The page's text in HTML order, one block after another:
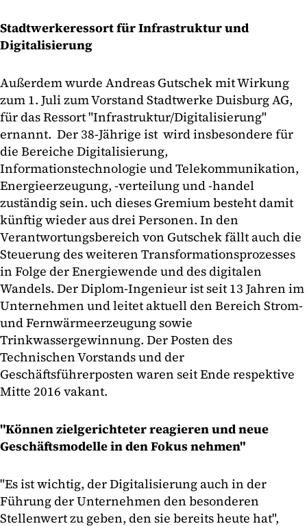
Stadtwerkeressort für Infrastruktur und
Digitalisierung
Außerdem wurde Andreas Gutschek mit Wirkung
zum 1. Juli zum Vorstand Stadtwerke Duisburg AG,
für das Ressort "Infrastruktur/Digitalisierung"
ernannt. Der 38-Jährige ist wird insbesondere für
die Bereiche Digitalisierung,
Informationstechnologie und Telekommunikation,
Energieerzeugung, -verteilung und -handel
zuständig sein. uch dieses Gremium besteht damit
künftig wieder aus drei Personen. In den
Verantwortungsbereich von Gutschek fällt auch die
Steuerung des weiteren Transformationsprozesses
in Folge der Energiewende und des digitalen
Wandels. Der Diplom-Ingenieur ist seit 13 Jahren im
Unternehmen und leitet aktuell den Bereich Strom-
und Fernwärmeerzeugung sowie
Trinkwassergewinnung. Der Posten des
Technischen Vorstands und der
Geschäftsführerposten waren seit Ende respektive
Mitte 2016 vakant.
"Können zielgerichteter reagieren und neue
Geschäftsmodelle in den Fokus nehmen"
"Es ist wichtig, der Digitalisierung auch in der
Führung der Unternehmen den besonderen
Stellenwert zu geben, den sie bereits heute hat",